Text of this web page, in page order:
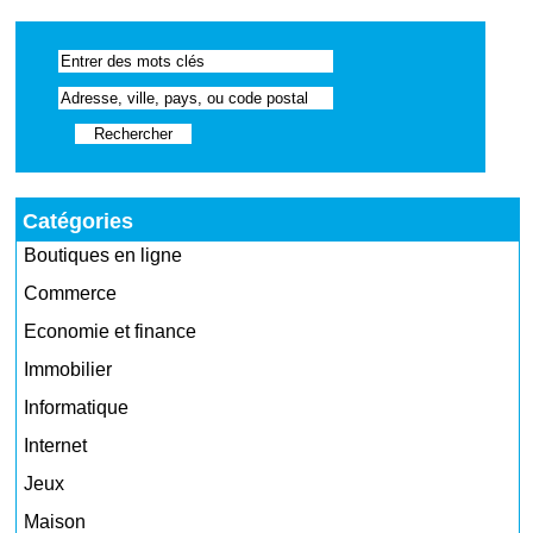
Catégories
Boutiques en ligne
Commerce
Economie et finance
Immobilier
Informatique
Internet
Jeux
Maison